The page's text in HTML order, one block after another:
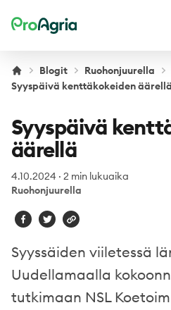
ProAgria
Blogit
Ruohonjuurella
Syyspäivä kenttäkokeiden äärellä
Syyspäivä
äärellä
4.10.2024 · 2 min lukuaika
Ruohonjuurella
Syyssäiden viiletessä
Uudellamaalla
tutkimaan NSL